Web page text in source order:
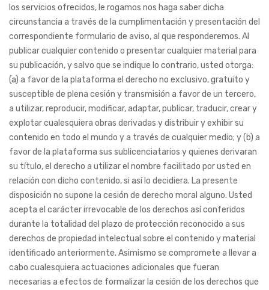
los servicios ofrecidos, le rogamos nos haga saber dicha
circunstancia a través de la cumplimentación y presentación del
correspondiente formulario de aviso, al que responderemos. Al
publicar cualquier contenido o presentar cualquier material para
su publicación, y salvo que se indique lo contrario, usted otorga:
(a) a favor de la plataforma el derecho no exclusivo, gratuito y
susceptible de plena cesión y transmisión a favor de un tercero,
a utilizar, reproducir, modificar, adaptar, publicar, traducir, crear y
explotar cualesquiera obras derivadas y distribuir y exhibir su
contenido en todo el mundo y a través de cualquier medio; y (b) a
favor de la plataforma sus sublicenciatarios y quienes derivaran
su título, el derecho a utilizar el nombre facilitado por usted en
relación con dicho contenido, si así lo decidiera. La presente
disposición no supone la cesión de derecho moral alguno. Usted
acepta el carácter irrevocable de los derechos así conferidos
durante la totalidad del plazo de protección reconocido a sus
derechos de propiedad intelectual sobre el contenido y material
identificado anteriormente. Asimismo se compromete a llevar a
cabo cualesquiera actuaciones adicionales que fueran
necesarias a efectos de formalizar la cesión de los derechos que